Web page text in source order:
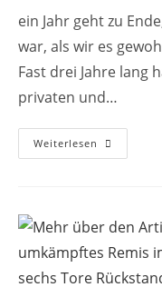
ein Jahr geht zu
war, als wir es
Fast drei Jahre lang
privaten und…
Weiterlesen Liebe